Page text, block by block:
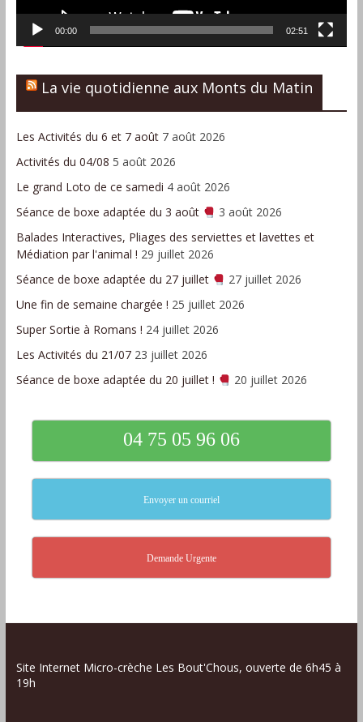
00:00 02:51
La vie quotidienne aux Monts du Matin
Les Activités du 6 et 7 août 7 août 2026
Activités du 04/08 5 août 2026
Le grand Loto de ce samedi 4 août 2026
Séance de boxe adaptée du 3 août
3 août 2026
Balades Interactives, Pliages des serviettes et lavettes et
Médiation par l'animal ! 29 juillet 2026
Séance de boxe adaptée du 27 juillet
27 juillet 2026
Une fin de semaine chargée ! 25 juillet 2026
Super Sortie à Romans ! 24 juillet 2026
Les Activités du 21/07 23 juillet 2026
Séance de boxe adaptée du 20 juillet !
20 juillet 2026
04 75 05 96 06
Envoyer un courriel
Demande Urgente
Site Internet Micro-crèche Les Bout'Chous, ouverte de 6h45 à
19h